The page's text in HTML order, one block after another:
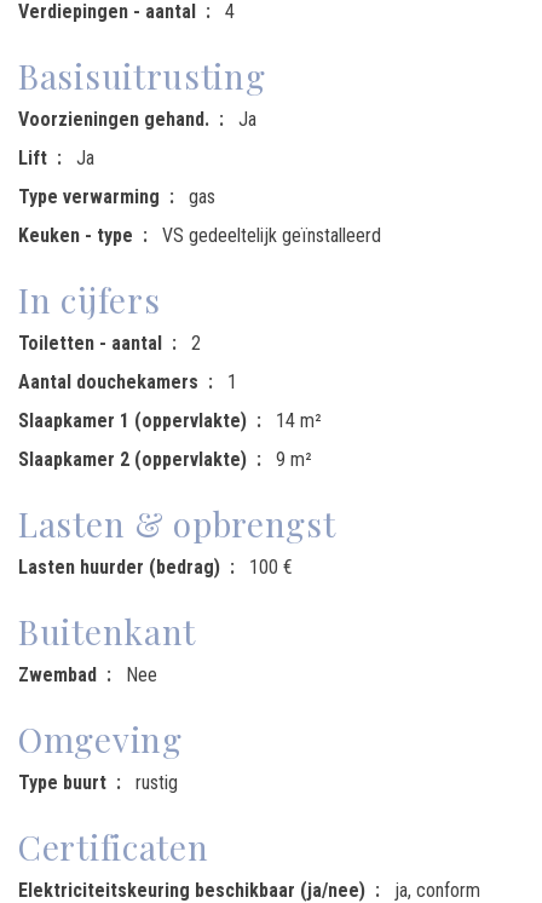
Verdiepingen - aantal 4
Basisuitrusting
Voorzieningen gehand.
Ja
Lift
Ja
Type verwarming
gas
Keuken - type
VS gedeeltelijk geïnstalleerd
In cijfers
Toiletten - aantal
2
Aantal douchekamers
1
Slaapkamer 1 (oppervlakte)
14 m²
Slaapkamer 2 (oppervlakte)
9 m²
Lasten & opbrengst
Lasten huurder (bedrag) 100 €
Buitenkant
Zwembad Nee
Omgeving
Type buurt rustig
Certificaten
Elektriciteitskeuring beschikbaar (ja/nee) ja, conform